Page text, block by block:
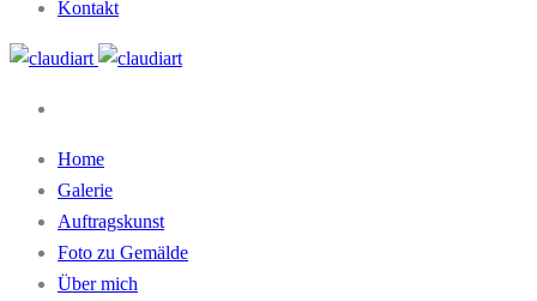
Kontakt
Home
Galerie
Auftragskunst
Foto zu Gemälde
Über mich